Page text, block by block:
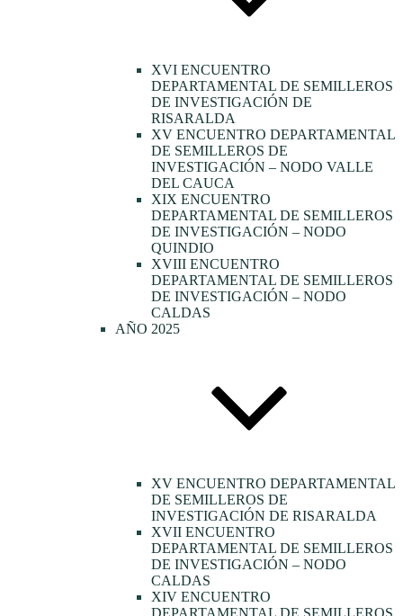
XVI ENCUENTRO
DEPARTAMENTAL DE SEMILLEROS
DE INVESTIGACIÓN DE
RISARALDA
XV ENCUENTRO DEPARTAMENTAL
DE SEMILLEROS DE
INVESTIGACIÓN – NODO VALLE
DEL CAUCA
XIX ENCUENTRO
DEPARTAMENTAL DE SEMILLEROS
DE INVESTIGACIÓN – NODO
QUINDIO
XVIII ENCUENTRO
DEPARTAMENTAL DE SEMILLEROS
DE INVESTIGACIÓN – NODO
CALDAS
AÑO 2025
XV ENCUENTRO DEPARTAMENTAL
DE SEMILLEROS DE
INVESTIGACIÓN DE RISARALDA
XVII ENCUENTRO
DEPARTAMENTAL DE SEMILLEROS
DE INVESTIGACIÓN – NODO
CALDAS
XIV ENCUENTRO
DEPARTAMENTAL DE SEMILLEROS